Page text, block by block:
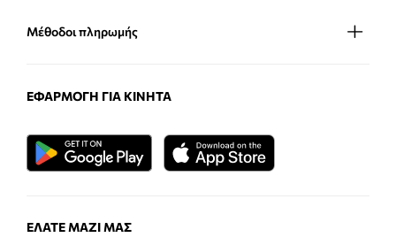
Μέθοδοι πληρωμής
ΕΦΑΡΜΟΓΉ ΓΙΑ ΚΙΝΗΤΆ
ΕΛΆΤΕ ΜΑΖΊ ΜΑΣ